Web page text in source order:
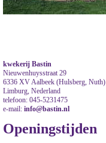
kwekerij Bastin
Nieuwenhuysstraat 29
6336 XV Aalbeek (Hulsberg, Nuth)
Limburg, Nederland
telefoon: 045-5231475
e-mail: info@bastin.nl
Openingstijden